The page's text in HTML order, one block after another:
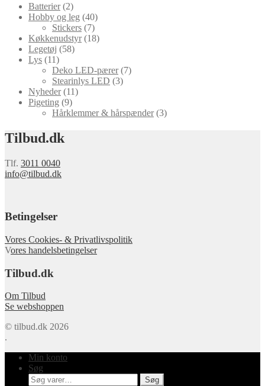
Batterier (2)
Hobby og leg (40)
Stickers (7)
Køkkenudstyr (18)
Legetøj (58)
Lys (11)
Deko LED-pærer (7)
Stearinlys LED (3)
Nyheder (11)
Pigeting (9)
Hårklemmer & hårspænder (3)
Tilbud.dk
Tlf. 3011 0040
info@tilbud.dk
Betingelser
Vores Cookies- & Privatlivspolitik
Vores handelsbetingelser
Tilbud.dk
Om Tilbud
Se webshoppen
© tilbud.dk 2026
.
Min konto
Søg
Søg
Søg